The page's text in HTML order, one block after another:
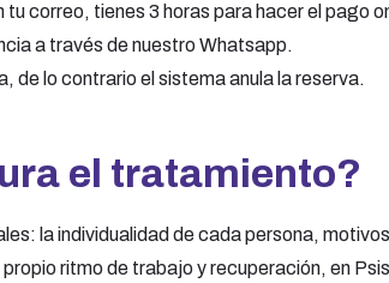
correo, tienes 3 horas para hacer el pago
a través de nuestro Whatsapp.
de lo contrario el sistema anula la reserva.
el tratamiento?
la individualidad de cada persona,
ritmo de trabajo y recuperación, en